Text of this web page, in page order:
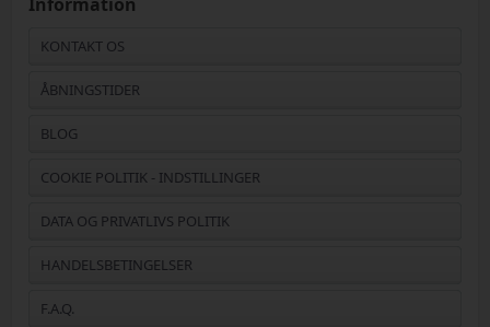
KONTAKT OS
ÅBNINGSTIDER
BLOG
COOKIE POLITIK - INDSTILLINGER
DATA OG PRIVATLIVS POLITIK
HANDELSBETINGELSER
F.A.Q.